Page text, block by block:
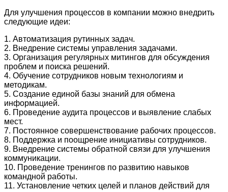
Для улучшения процессов в компании можно внедрить
следующие идеи:
1. Автоматизация рутинных задач.
2. Внедрение системы управления задачами.
3. Организация регулярных митингов для обсуждения
проблем и поиска решений.
4. Обучение сотрудников новым технологиям и
методикам.
5. Создание единой базы знаний для обмена
информацией.
6. Проведение аудита процессов и выявление слабых
мест.
7. Постоянное совершенствование рабочих процессов.
8. Поддержка и поощрение инициативы сотрудников.
9. Внедрение системы обратной связи для улучшения
коммуникации.
10. Проведение тренингов по развитию навыков
командной работы.
11. Установление четких целей и планов действий для